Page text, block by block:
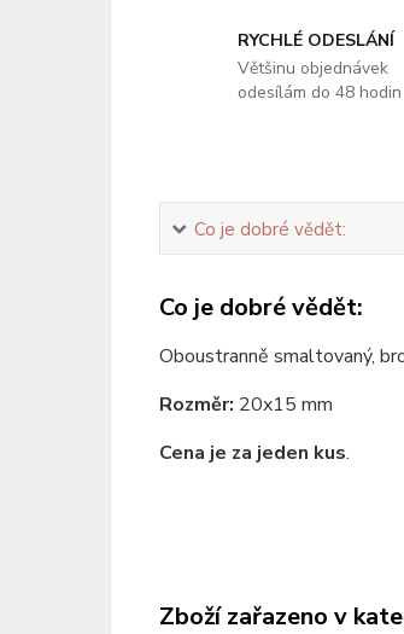
RYCHLÉ ODESLÁNÍ
Většinu objednávek
odesílám do 48 hodin
Co je dobré vědět:
Co je dobré vědět:
Oboustranně smaltovaný,
Rozměr: 20x15 mm
Cena je za jeden kus.
Zboží zařazeno v